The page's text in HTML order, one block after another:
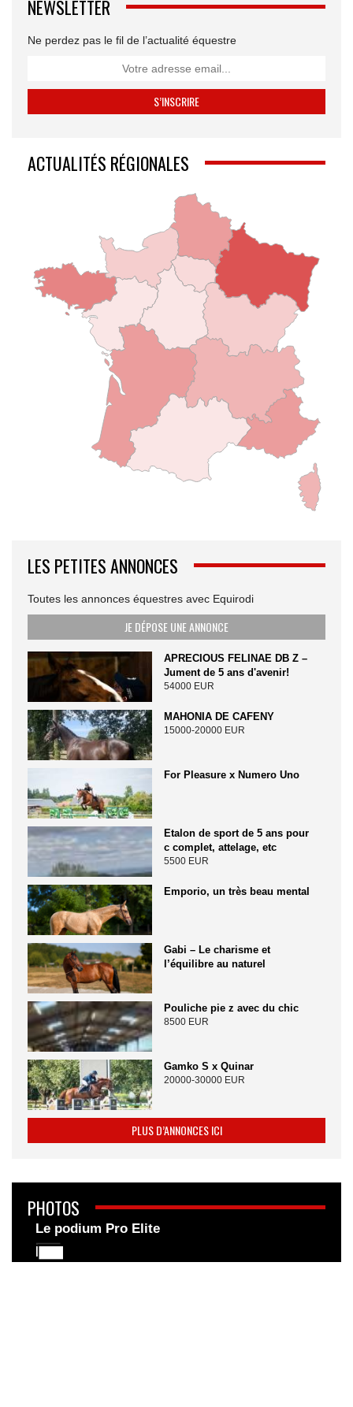
NEWSLETTER
Ne perdez pas le fil de l’actualité équestre
ACTUALITÉS RÉGIONALES
LES PETITES ANNONCES
Toutes les annonces équestres avec Equirodi
JE DÉPOSE UNE ANNONCE
APRECIOUS FELINAE DB Z –
Jument de 5 ans d'avenir!
54000 EUR
MAHONIA DE CAFENY
15000-20000 EUR
For Pleasure x Numero Uno
Etalon de sport de 5 ans pour
c complet, attelage, etc
5500 EUR
Emporio, un très beau mental
Gabi – Le charisme et
l’équilibre au naturel
Pouliche pie z avec du chic
8500 EUR
Gamko S x Quinar
20000-30000 EUR
PLUS D’ANNONCES ICI
PHOTOS
Le podium Pro Elite